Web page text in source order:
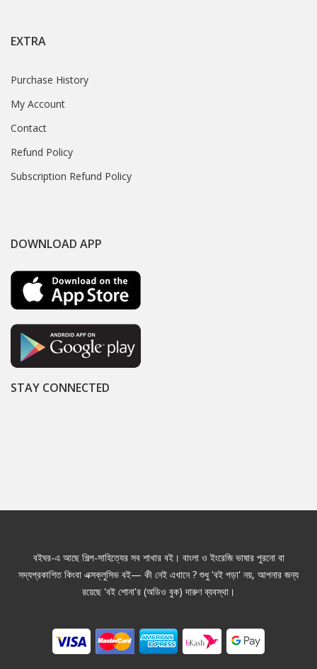
EXTRA
Purchase History
My Account
Contact
Refund Policy
Subscription Refund Policy
DOWNLOAD APP
STAY CONNECTED
বইঘর-এ আছে শিল্প-সাহিত্যের সব শাখার বই। বাংলা ও ইংরেজি ভাষার পুরনো বা
সদ্যপ্রকাশিত কিংবা এক্সক্লুসিভ বই— কী নেই এখানে ? শুধু 'বই পড়া' নয়, আপনার জন্য
রয়েছে 'বই শোনা'র (অডিও বুক) দারুণ ব্যবস্থা।